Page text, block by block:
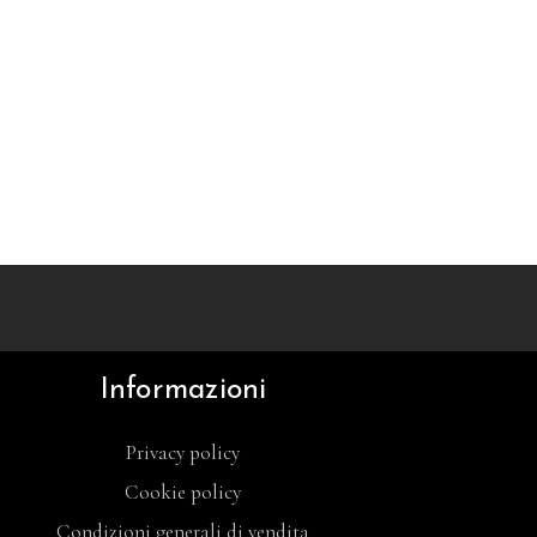
Informazioni
Privacy policy
Cookie policy
Condizioni generali di vendita